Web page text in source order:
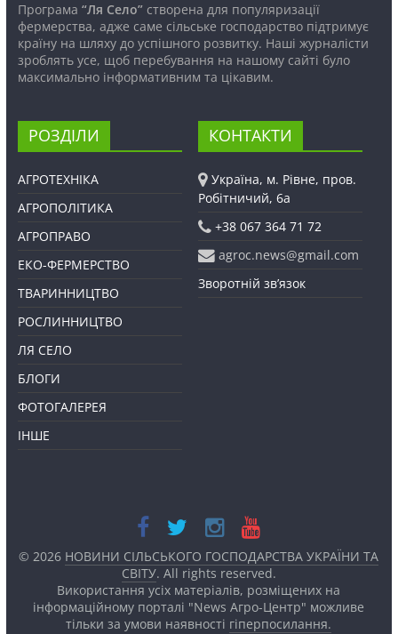
Програма “Ля Село”створена для популяризації
фермерства, адже саме сільське господарство підтримує
країну на шляху до успішного розвитку. Наші журналісти
зроблять усе, щоб перебування на нашому сайті було
максимально інформативним та цікавим.
РОЗДІЛИ
АГРОТЕХНІКА
АГРОПОЛІТИКА
АГРОПРАВО
ЕКО-ФЕРМЕРСТВО
ТВАРИННИЦТВО
РОСЛИННИЦТВО
ЛЯ СЕЛО
БЛОГИ
ФОТОГАЛЕРЕЯ
ІНШЕ
КОНТАКТИ
Україна, м. Рівне, пров.
Робітничий, 6а
+38 067 364 71 72
agroc.news@gmail.com
Зворотній зв’язок
© 2026 НОВИНИ СІЛЬСЬКОГО ГОСПОДАРСТВА УКРАЇНИ ТА
СВІТУ. All rights reserved.
Використання усіх матеріалів, розміщених на
інформаційному порталі "News Агро-Центр" можливе
тільки за умови наявності гіперпосилання.